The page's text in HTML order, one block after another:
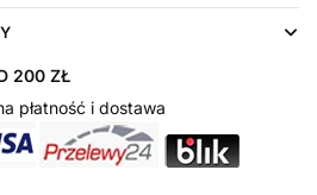
200 ZŁ
płatność i dostawa